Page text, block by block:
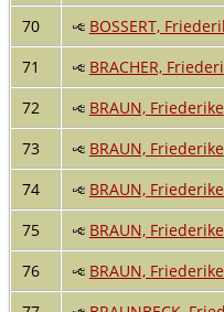
70
BOSSERT,
71
BRACHER,
72
BRAUN, Friederike
73
BRAUN, Friederike
74
BRAUN,
75
BRAUN,
76
BRAUN,